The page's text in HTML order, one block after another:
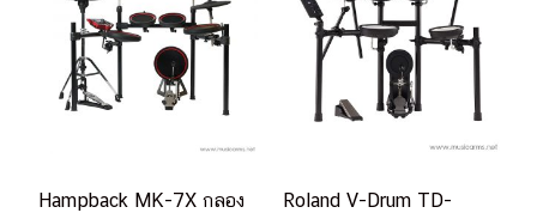
Hampback MK-7X กลอง
Roland V-Drum TD-